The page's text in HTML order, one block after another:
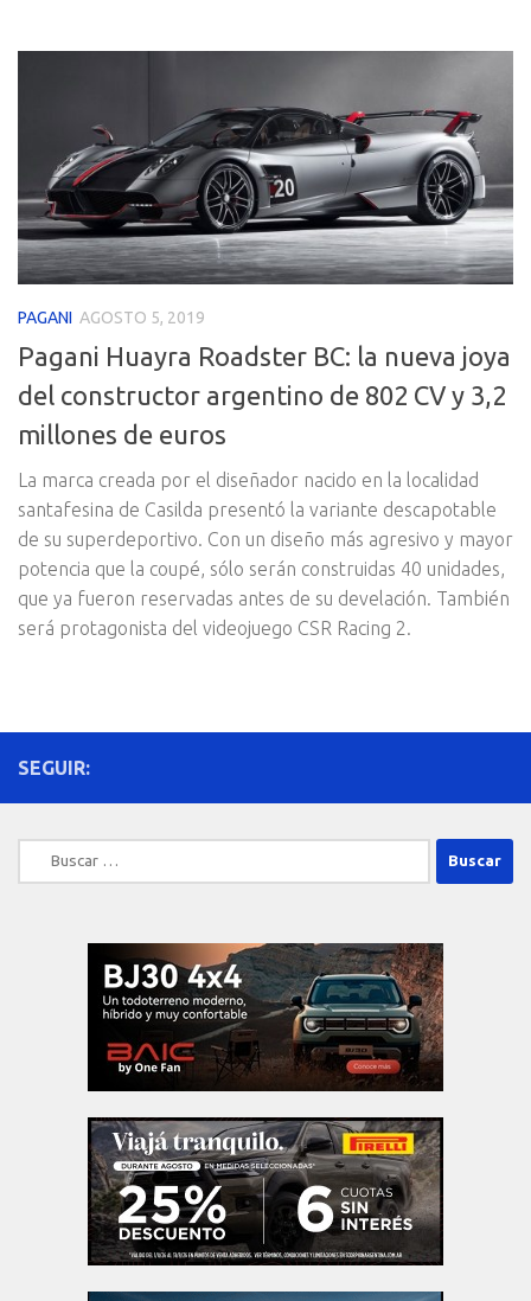
PAGANI AGOSTO 5, 2019
Pagani Huayra Roadster BC: la nueva joya
del constructor argentino de 802 CV y 3,2
millones de euros
La marca creada por el diseñador nacido en la localidad
santafesina de Casilda presentó la variante descapotable
de su superdeportivo. Con un diseño más agresivo y mayor
potencia que la coupé, sólo serán construidas 40 unidades,
que ya fueron reservadas antes de su develación. También
será protagonista del videojuego CSR Racing 2.
SEGUIR:
Buscar: